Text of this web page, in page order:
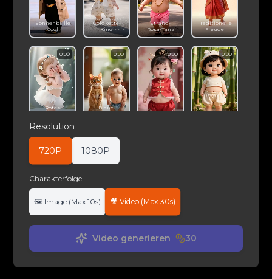
Sonnenbrille
Cool
Goldkette-
Kind
Strand-
Rosa-Tanz
Traditionelle
Freude
0:00
Rotes
0:00
Blaue-
0:00 0:00
Garten-
Farb-Zopf-
Locken-
Resolution
720P 1080P
Charakterfolge
🖼️ Image (Max 10s) 🎥 Video (Max 30s)
Video generieren 30